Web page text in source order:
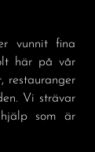
vunnit fina
här på vår
restauranger
Vi strävar
som är